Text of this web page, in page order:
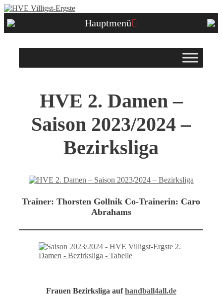
Zum
springen
Hauptmenü
HVE 2. Damen –
Saison 2023/2024 –
Bezirksliga
Trainer: Thorsten Gollnik Co-Trainerin: Caro
Abrahams
Frauen Bezirksliga aufhandball4all.de